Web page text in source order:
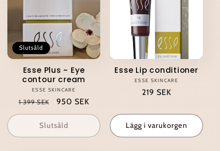
Slutsåld
Esse Plus ~ Eye
contour cream
Säljare:
ESSE SKINCARE
Ordinarie
pris
1 399 SEK Försäljningspris
950 SEK
Slutsåld
Esse Lip conditioner
Säljare:
ESSE SKINCARE
Ordinarie
219 SEK
Lägg i varukorgen